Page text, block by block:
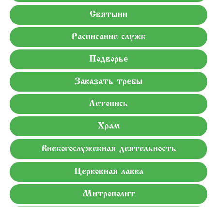
Святыни
Расписание служб
Подворье
Заказать требы
Летопись
Храм
Внебогослужебная деятельность
Церковная лавка
Митрополит